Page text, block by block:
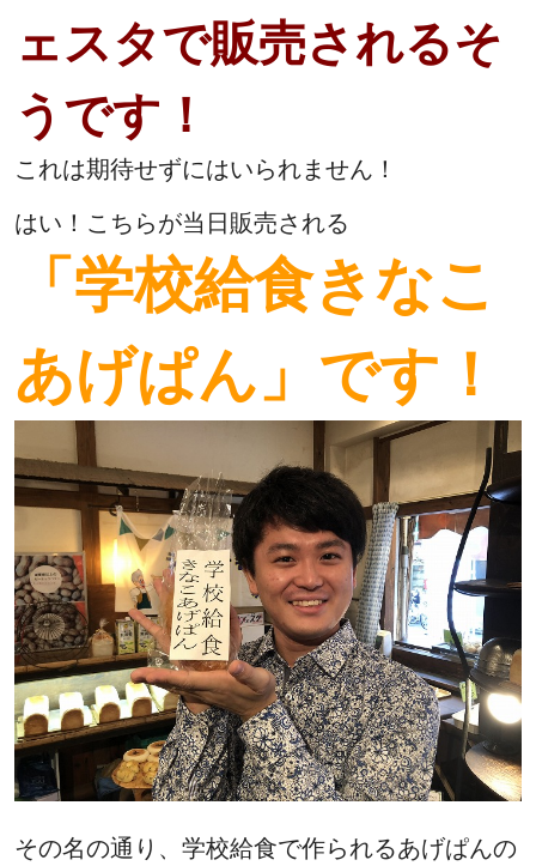
ェスタで販売されるそ
うです！
これは期待せずにはいられません！
はい！こちらが当日販売される
「学校給食きなこ
あげぱん」 です！
その名の通り、学校給食で作られるあげぱんの